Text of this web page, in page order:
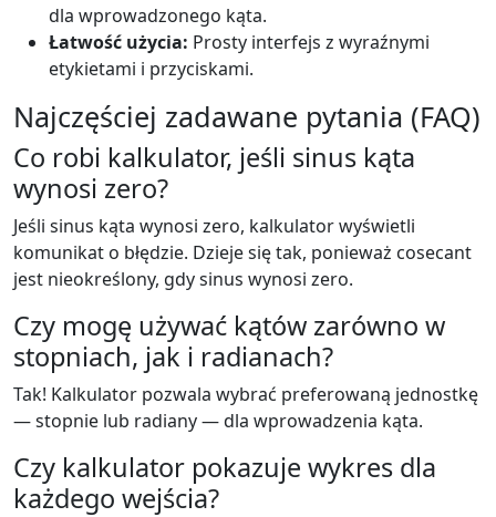
dla wprowadzonego kąta.
Łatwość użycia: Prosty interfejs z wyraźnymi
etykietami i przyciskami.
Najczęściej zadawane pytania (FAQ)
Co robi kalkulator, jeśli sinus kąta
wynosi zero?
Jeśli sinus kąta wynosi zero, kalkulator wyświetli
komunikat o błędzie. Dzieje się tak, ponieważ cosecant
jest nieokreślony, gdy sinus wynosi zero.
Czy mogę używać kątów zarówno w
stopniach, jak i radianach?
Tak! Kalkulator pozwala wybrać preferowaną jednostkę
— stopnie lub radiany — dla wprowadzenia kąta.
Czy kalkulator pokazuje wykres dla
każdego wejścia?